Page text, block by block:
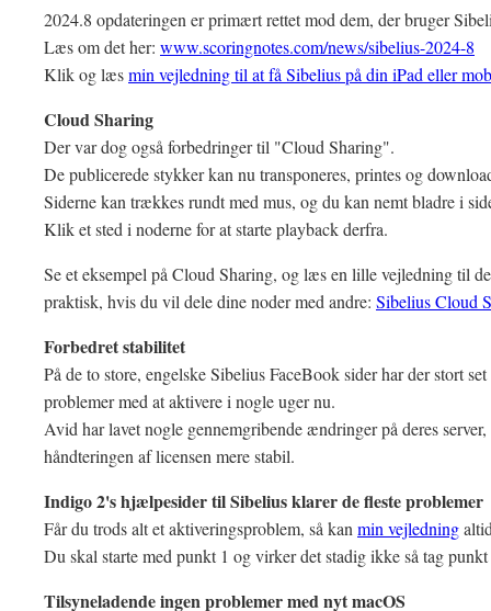
2024.8 opdateringen er primært rettet mod dem, der bruger
Læs om det her: www.scoringnotes.com/news/sibelius-2024-8
Klik og læsmin vejledning til at få Sibelius på din iPad eller
Cloud Sharing
Der var dog også forbedringer til "Cloud Sharing".
De publicerede stykker kan nu transponeres, printes og
Siderne kan trækkes rundt med mus, og du kan nemt bladre i
Klik et sted i noderne for at starte playback derfra.
Se et eksempel på Cloud Sharing, og læs en lille vejledning til
praktisk, hvis du vil dele dine noder med andre: Sibelius Cloud
Forbedret stabilitet
På de to store, engelske Sibelius FaceBook sider har der stort
problemer med at aktivere i nogle uger nu.
Avid har lavet nogle gennemgribende ændringer på deres
håndteringen af licensen mere stabil.
Indigo 2's hjælpesider til Sibelius klarer de fleste problemer
Får du trods alt et aktiveringsproblem, så kan min vejledning
Du skal starte med punkt 1 og virker det stadig ikke så tag
Tilsyneladende ingen problemer med nyt macOS